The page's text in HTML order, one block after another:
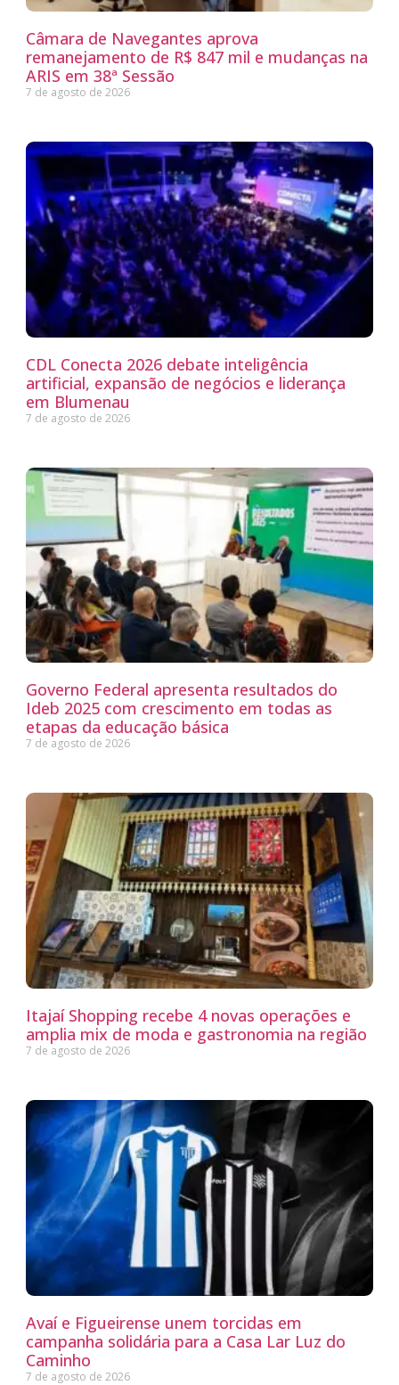
Câmara de Navegantes aprova
remanejamento de R$ 847 mil e mudanças na
ARIS em 38ª Sessão
7 de agosto de 2026
CDL Conecta 2026 debate inteligência
artificial, expansão de negócios e liderança
em Blumenau
7 de agosto de 2026
Governo Federal apresenta resultados do
Ideb 2025 com crescimento em todas as
etapas da educação básica
7 de agosto de 2026
Itajaí Shopping recebe 4 novas operações e
amplia mix de moda e gastronomia na região
7 de agosto de 2026
Avaí e Figueirense unem torcidas em
campanha solidária para a Casa Lar Luz do
Caminho
7 de agosto de 2026